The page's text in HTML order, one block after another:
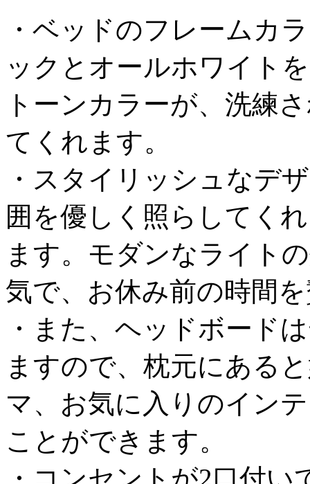
・ベッドのフレームカ
ックとオールホワイト
トーンカラーが、洗練
てくれます。
・スタイリッシュなデ
囲を優しく照らしてく
ます。モダンなライト
気で、お休み前の時間
・また、ヘッドボード
ますので、枕元にある
マ、お気に入りのイン
ことができます。